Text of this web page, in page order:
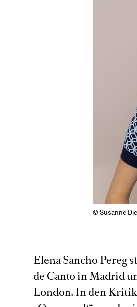
© Susanne
Elena Sancho Pereg
de Canto in Madrid
London. In den